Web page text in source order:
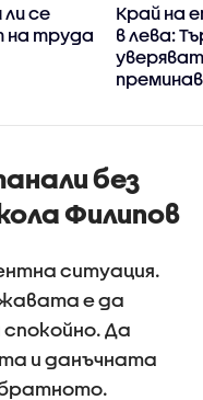
се
на труда
Край на
в лева:
да
без
Филипов
ситуация.
е да
Да
и данъчната